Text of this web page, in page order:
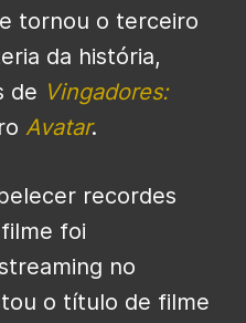
tornou o terceiro
da história,
de Vingadores:
Avatar.
recordes
foi
no
o título de filme